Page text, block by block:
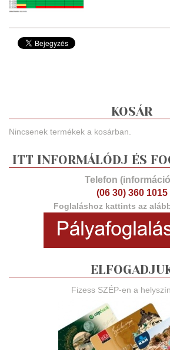
KOSÁR
Nincsenek termékek a kosárban.
ITT INFORMÁLÓDJ ÉS
Telefon
(06 30) 360 1015
Foglaláshoz kattints az
Fizess SZÉP-en a